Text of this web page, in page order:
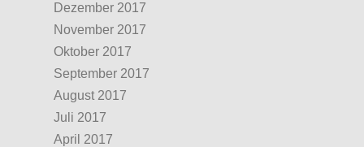
Dezember 2017
November 2017
Oktober 2017
September 2017
August 2017
Juli 2017
April 2017